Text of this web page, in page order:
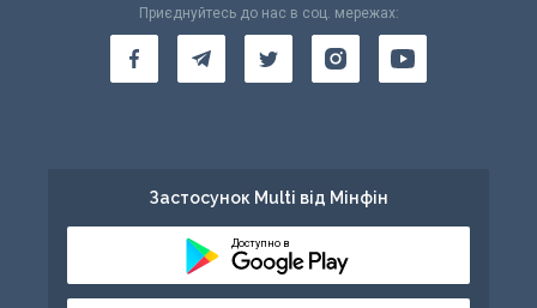
Приєднуйтесь до нас в соц. мережах:
Застосунок Multi від Мінфін
Доступно в